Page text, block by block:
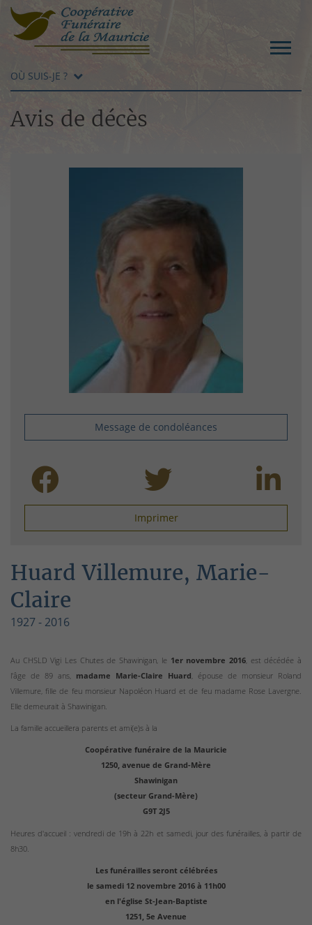
OÙ SUIS-JE ?
Avis de décès
Message de condoléances
Imprimer
Huard Villemure, Marie-
Claire
1927 - 2016
Au CHSLD Vigi Les Chutes de Shawinigan, le 1er novembre 2016, est décédée à
l'âge de 89 ans, madame Marie-Claire Huard, épouse de monsieur Roland
Villemure, fille de feu monsieur Napoléon Huard et de feu madame Rose Lavergne.
Elle demeurait à Shawinigan.
La famille accueillera parents et ami(e)s à la
Coopérative funéraire de la Mauricie
1250, avenue de Grand-Mère
Shawinigan
(secteur Grand-Mère)
G9T 2J5
Heures d'accueil : vendredi de 19h à 22h et samedi, jour des funérailles, à partir de
8h30.
Les funérailles seront célébrées
le samedi 12 novembre 2016 à 11h00
en l'église St-Jean-Baptiste
1251, 5e Avenue